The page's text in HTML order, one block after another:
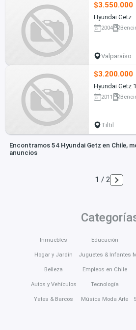
$3.550.000
Hyundai Getz
2004
Valparaíso
$3.200.000
Hyundai Getz
2011
Tiltil
Encontramos 54 Hyundai Getz en Chile,
anuncios
1 / 2
Inmuebles
Hogar y Jardín
Belleza
Autos y Vehículos
Yates & Barcos
Educación
Juguetes & Infantes
Empleos en Chile
Tecnología
Música Moda Arte